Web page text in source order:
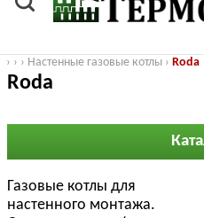
› › › Настенные газовые котлы › Roda
Roda
Газовые котлы для
настенного монтажа.